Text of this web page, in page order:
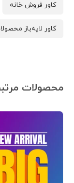
کاور فروش خانه
کاور لایه‌باز
محصولات